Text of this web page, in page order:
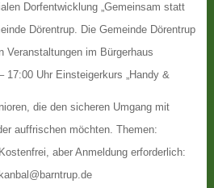
Dorfentwicklung „Gemeinsam statt
Dörentrup. Die Gemeinde Dörentrup
Veranstaltungen im Bürgerhaus
17:00 Uhr Einsteigerkurs „Handy &
die den sicheren Umgang mit
auffrischen möchten. Themen:
aber Anmeldung erforderlich: